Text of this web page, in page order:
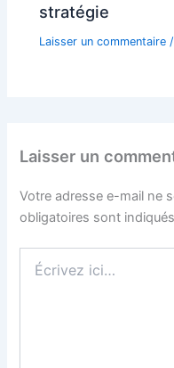
stratégie
Laisser un commentaire /
Laisser un
Votre adresse e-mail ne
obligatoires sont
ici…